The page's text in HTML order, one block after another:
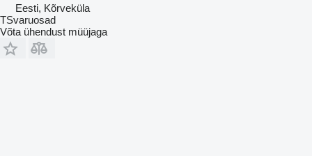
Eesti, Kõrveküla
TSvaruosad
Võta ühendust müüjaga